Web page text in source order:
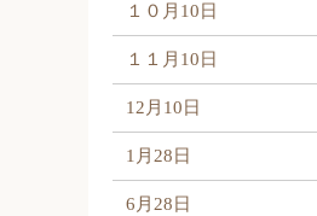
１０月10日
１１月10日
12月10日
1月28日
6月28日